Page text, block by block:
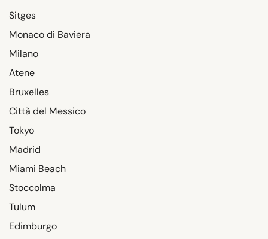
Sitges
Monaco di Baviera
Milano
Atene
Bruxelles
Città del Messico
Tokyo
Madrid
Miami Beach
Stoccolma
Tulum
Edimburgo